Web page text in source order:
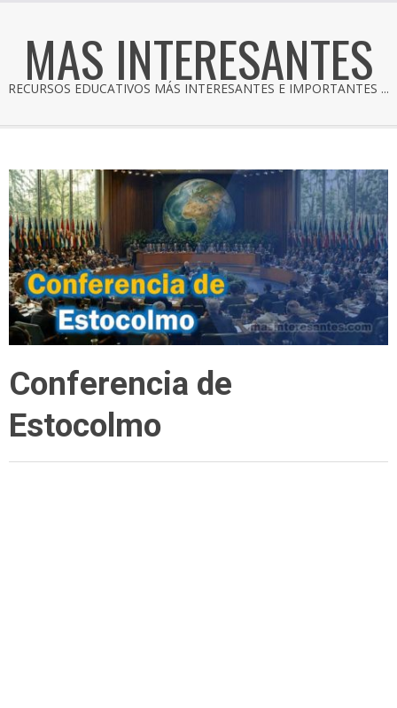
MAS INTERESANTES
RECURSOS EDUCATIVOS MÁS INTERESANTES E IMPORTANTES ...
Conferencia de
Estocolmo